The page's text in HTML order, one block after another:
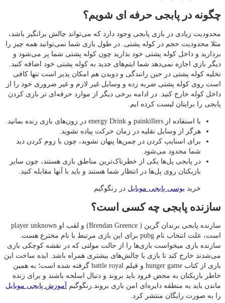
چگونه در پابجی حرفه ای شویم؟
محدودیت زیادی در بازی پابجی وجود دارد که می‌تواند چالش برانگیز باشد،
مثلا محدودیت حجم در کوله پشتی. در طول بازی شما نمی‌توانید همه چیز را
بردارید و داخل کوله پشتی خود بذارید چون کوله پشتی شما پر می‌شود و
دیگر بازی اجازه نمی‌دهد شما ایتم‌های جدید به کوله پشتی خود اضافه کنید.
تخلیه کوله پشتی در حین رانندگی و دویدن هم امکان پذیر است تنها کافی
است روی کوله پشتی ضربه زده و وسایل غیر لازم و غیر ضروری خود را از
داخل کوله خارج کنید. در ادامه برخی دیگر از موارد حرفه‌ای تر بازی کردن
پابجی را برایتان لیست کرده ایم.
با استفاده از painkillers و energy Drink در زون‌های بازی زنده بمانید.
هرگز از وسایل نقلیه در زمان حرکت پیاده نشوید.
برای اسنایپ کردن در چمن‌ها پنهان نشوید، چون با زوم کردن دید
شما محدود می‌شود.
در پابجی پل‌ها یکی از خطرناک‎‌ترین مناطق بازی هستند، چون سایر
بازیکنان روی پل‌ها در انتظار شما هستند و باید با آنها مقابله کنید.
خرید یوسی پابجی موبایل در رنگوگیم
سازنده پابجی چه کسی است؟
سازنده پابجی برندان گرین ( Brendan Greence) و لقب او player unknown
است، علت انتخاب نام pubg برای این بازی مرتبط با نام مخترع هست.
سازنده بازی میخواست بازی‌ها را از حالت مولتی که در نقشه کوچکی بازی
می‌شدند خارج کند تا بازی با چالش‌های بیشتری همراه باشد. ایده ساخت این
بازی از کتاب hunger game و فیلم battle royal گرفته شده است؛ به همین
خاطر بازیکنان به محض فرود باید بروند و دنبال اسلحه باشند و برای زنده
ماندن باید به منطقه دایره‌ای امن بازی بروند.رنگوگیم
آموزش پابجی موبایل
را به صورت رایگان منتشر کرد.